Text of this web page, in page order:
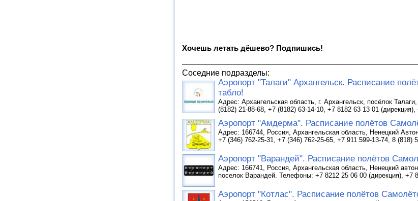
Хочешь летать дёшево? Подпишись!
Соседние подразделы:
Аэропорт "Талаги" Архангельск. Расписание
табло!
Адрес: Архангельская область, г. Архангельск, посёлок
(8182) 21-88-68, +7 (8182) 63-14-10, +7 8182 63 13 01
Аэропорт "Амдерма". Расписание полётов
Адрес: 166744, Россия, Архангельская область, Ненецкий
+7 (346) 762-25-31, +7 (346) 762-25-65, +7 911 599-13-74, 8 (818)
Аэропорт "Варандей". Расписание полётов
Адрес: 166741, Россия, Архангельская область, Ненецкий
поселок Варандей. Телефоны: +7 8212 25 06 00 (дирекция), +7
Аэропорт "Котлас". Расписание полётов